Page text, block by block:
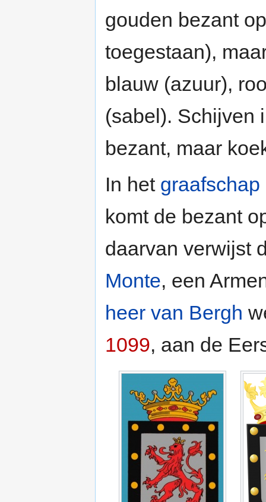
gouden bezant
toegestaan),
blauw (azuur),
(sabel). Schijven
bezant, maar
In het graafschap
komt de bezant
daarvan verwijst
Monte, een
heer van Bergh
1099, aan de